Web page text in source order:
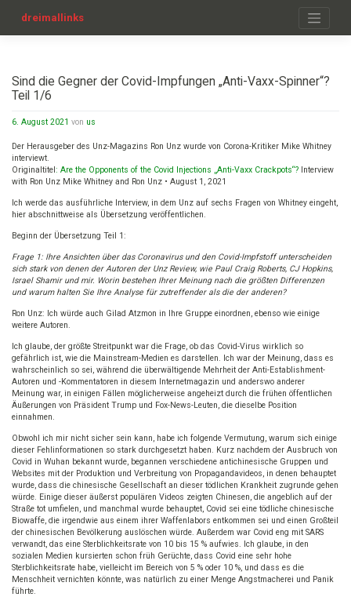
dreimallinks
Sind die Gegner der Covid-Impfungen „Anti-Vaxx-Spinner“?
Teil 1/6
6. August 2021 von us
Der Herausgeber des Unz-Magazins Ron Unz wurde von Corona-Kritiker Mike Whitney
interviewt.
Originaltitel: Are the Opponents of the Covid Injections „Anti-Vaxx Crackpots“? Interview
with Ron Unz Mike Whitney and Ron Unz • August 1, 2021
Ich werde das ausführliche Interview, in dem Unz auf sechs Fragen von Whitney eingeht,
hier abschnittweise als Übersetzung veröffentlichen.
Beginn der Übersetzung Teil 1:
Frage 1: Ihre Ansichten über das Coronavirus und den Covid-Impfstoff unterscheiden
sich stark von denen der Autoren der Unz Review, wie Paul Craig Roberts, CJ Hopkins,
Israel Shamir und mir. Worin bestehen Ihrer Meinung nach die größten Differenzen
und warum halten Sie Ihre Analyse für zutreffender als die der anderen?
Ron Unz: Ich würde auch Gilad Atzmon in Ihre Gruppe einordnen, ebenso wie einige
weitere Autoren.
Ich glaube, der größte Streitpunkt war die Frage, ob das Covid-Virus wirklich so
gefährlich ist, wie die Mainstream-Medien es darstellen. Ich war der Meinung, dass es
wahrscheinlich so sei, während die überwältigende Mehrheit der Anti-Establishment-
Autoren und -Kommentatoren in diesem Internetmagazin und anderswo anderer
Meinung war, in einigen Fällen möglicherweise angeheizt durch die frühen öffentlichen
Äußerungen von Präsident Trump und Fox-News-Leuten, die dieselbe Position
einnahmen.
Obwohl ich mir nicht sicher sein kann, habe ich folgende Vermutung, warum sich einige
dieser Fehlinformationen so stark durchgesetzt haben. Kurz nachdem der Ausbruch von
Covid in Wuhan bekannt wurde, begannen verschiedene antichinesische Gruppen und
Websites mit der Produktion und Verbreitung von Propagandavideos, in denen behauptet
wurde, dass die chinesische Gesellschaft an dieser tödlichen Krankheit zugrunde gehen
würde. Einige dieser äußerst populären Videos zeigten Chinesen, die angeblich auf der
Straße tot umfielen, und manchmal wurde behauptet, Covid sei eine tödliche chinesische
Biowaffe, die irgendwie aus einem ihrer Waffenlabors entkommen sei und einen Großteil
der chinesischen Bevölkerung auslöschen würde. Außerdem war Covid eng mit SARS
verwandt, das eine Sterblichkeitsrate von 10 bis 15 % aufwies. Ich glaube, in den
sozialen Medien kursierten schon früh Gerüchte, dass Covid eine sehr hohe
Sterblichkeitsrate habe, vielleicht im Bereich von 5 % oder 10 %, und dass es die
Menschheit vernichten könnte, was natürlich zu einer Menge Angstmacherei und Panik
führte.